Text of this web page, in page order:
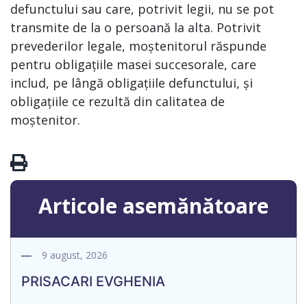
defunctului sau care, potrivit legii, nu se pot
transmite de la o persoană la alta. Potrivit
prevederilor legale, moștenitorul răspunde
pentru obligațiile masei succesorale, care
includ, pe lângă obligațiile defunctului, și
obligațiile ce rezultă din calitatea de
moștenitor.
Articole asemănătoare
9 august, 2026
PRISACARI EVGHENIA